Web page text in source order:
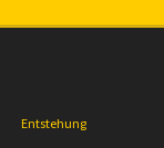
Entstehung